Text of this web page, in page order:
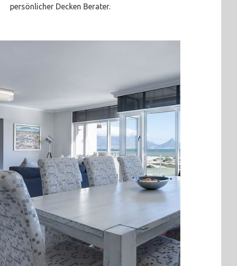
persönlicher Decken Berater.